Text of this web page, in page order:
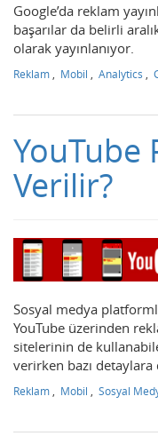
Google’da reklam
başarılar da belirli
olarak yayınlanıyor.
Reklam Mobil Analytics
YouTube
Verilir?
Sosyal medya
YouTube üzerinden
sitelerinin de
verirken bazı
Reklam Mobil Sosyal